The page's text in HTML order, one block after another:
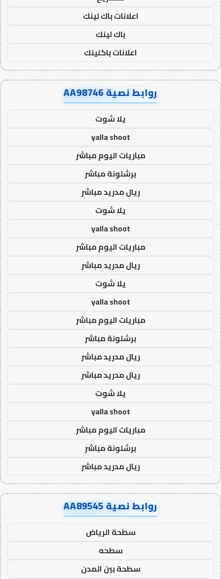
اعلانات باك لينك
باك لينك
اعلانات باكلينك
روابط نصية AA98746
يلا شوت
yalla shoot
مباريات اليوم مباشر
برشلونة مباشر
ريال مدريد مباشر
يلا شوت
yalla shoot
مباريات اليوم مباشر
ريال مدريد مباشر
يلا شوت
yalla shoot
مباريات اليوم مباشر
برشلونة مباشر
ريال مدريد مباشر
ريال مدريد مباشر
يلا شوت
yalla shoot
مباريات اليوم مباشر
برشلونة مباشر
ريال مدريد مباشر
روابط نصية AA89545
سطحة الرياض
سطحه
سطحة بين المدن